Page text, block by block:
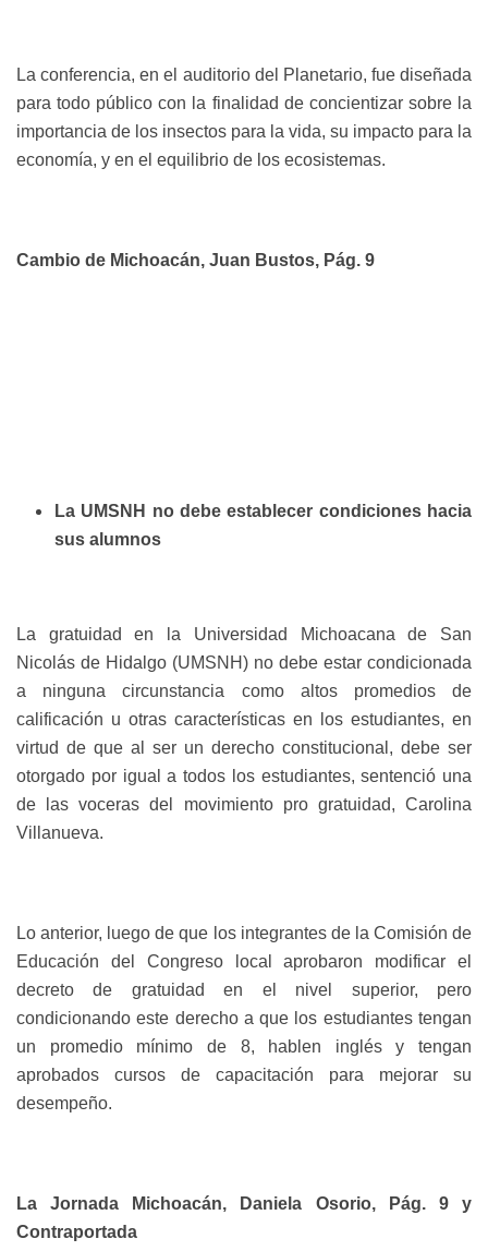
La conferencia, en el auditorio del Planetario, fue diseñada
para todo público con la finalidad de concientizar sobre la
importancia de los insectos para la vida, su impacto para la
economía, y en el equilibrio de los ecosistemas.
Cambio de Michoacán, Juan Bustos, Pág. 9
La UMSNH no debe establecer condiciones hacia
sus alumnos
La gratuidad en la Universidad Michoacana de San
Nicolás de Hidalgo (UMSNH) no debe estar condicionada
a ninguna circunstancia como altos promedios de
calificación u otras características en los estudiantes, en
virtud de que al ser un derecho constitucional, debe ser
otorgado por igual a todos los estudiantes, sentenció una
de las voceras del movimiento pro gratuidad, Carolina
Villanueva.
Lo anterior, luego de que los integrantes de la Comisión de
Educación del Congreso local aprobaron modificar el
decreto de gratuidad en el nivel superior, pero
condicionando este derecho a que los estudiantes tengan
un promedio mínimo de 8, hablen inglés y tengan
aprobados cursos de capacitación para mejorar su
desempeño.
La Jornada Michoacán, Daniela Osorio, Pág. 9 y
Contraportada